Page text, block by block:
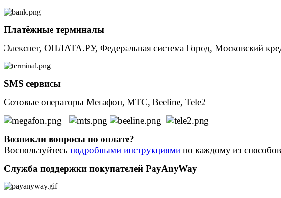
Платёжные терминалы
Элекснет, ОПЛАТА.РУ, Федеральная система Город, Московский
SMS сервисы
Сотовые операторы Мегафон, МТС, Beeline, Tele2
Возникли вопросы по оплате?
Воспользуйтесь подробными инструкциями по каждому из
Служба поддержки покупателей PayAnyWay